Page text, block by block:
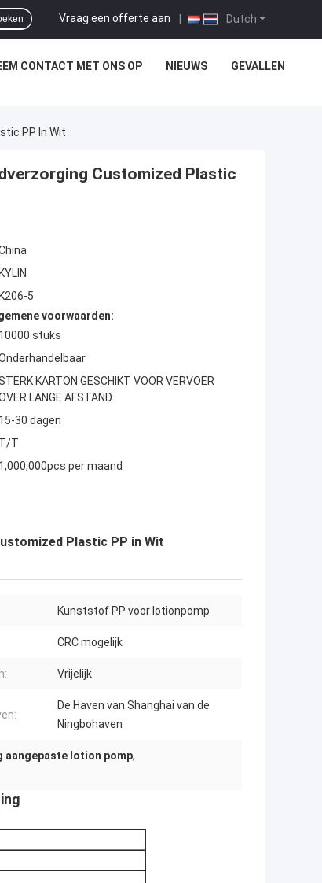
Dutch
Vraag een offerte aan |
CONTACT MET ONS OP NIEUWS GEVALLEN
PP In Wit
Customized Plastic
KYLIN
K206-5
voorwaarden:
10000 stuks
KARTON GESCHIKT VOOR VERVOER
LANGE AFSTAND
15-30 dagen
T/T
1,000,000pcs per maand
Plastic PP in Wit
Kunststof PP voor lotionpomp
CRC mogelijk
Vrijelijk
De Haven van Shanghai van de
Ningbohaven
aangepaste lotion pomp,